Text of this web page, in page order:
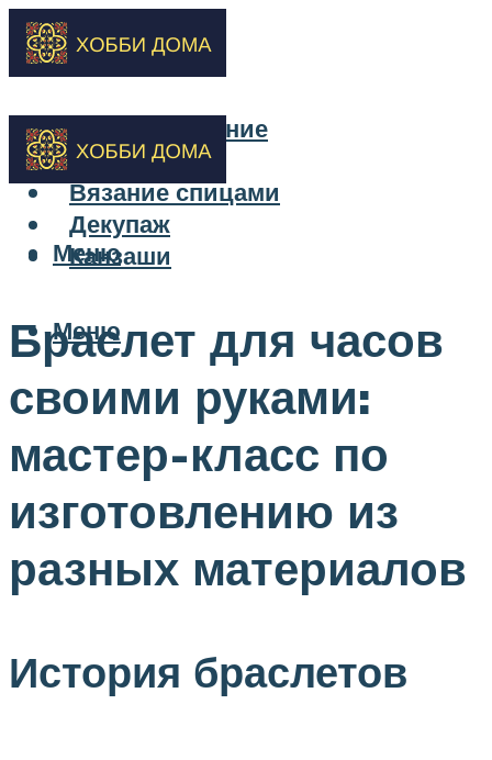
Бисероплетение
Вышивка
Вязание спицами
Декупаж
Канзаши
Меню
Меню
Браслет для часов
своими руками:
мастер-класс по
изготовлению из
разных материалов
История браслетов